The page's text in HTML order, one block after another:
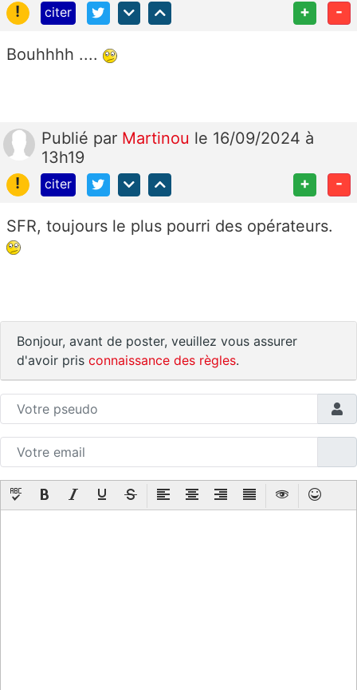
!
citer + -
Bouhhhh ....
Publié par Martinou le 16/09/2024 à
13h19
!
citer + -
SFR, toujours le plus pourri des opérateurs.
Bonjour, avant de poster, veuillez vous assurer
d'avoir pris connaissance des règles.